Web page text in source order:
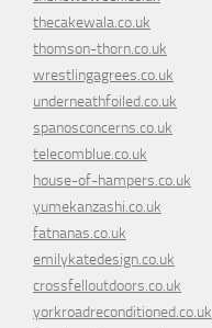
thecakewala.co.uk
thomson-thorn.co.uk
wrestlingagrees.co.uk
underneathfoiled.co.uk
spanosconcerns.co.uk
telecomblue.co.uk
house-of-hampers.co.uk
yumekanzashi.co.uk
fatnanas.co.uk
emilykatedesign.co.uk
crossfelloutdoors.co.uk
yorkroadreconditioned.co.uk